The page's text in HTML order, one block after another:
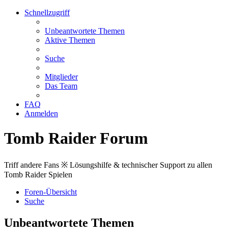
Schnellzugriff
Unbeantwortete Themen
Aktive Themen
Suche
Mitglieder
Das Team
FAQ
Anmelden
Tomb Raider Forum
Triff andere Fans ※ Lösungshilfe & technischer Support zu allen
Tomb Raider Spielen
Foren-Übersicht
Suche
Unbeantwortete Themen